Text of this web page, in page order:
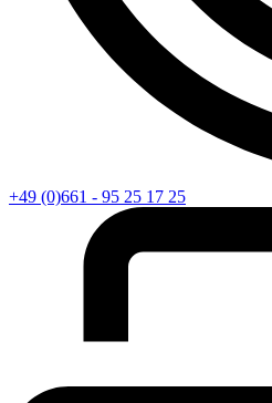
+49 (0)661 - 95 25 17 25